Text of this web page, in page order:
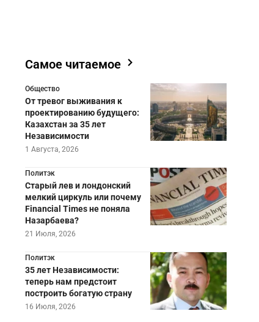
Самое читаемое
Общество
От тревог выживания к
проектированию будущего:
Казахстан за 35 лет
Независимости
1 Августа, 2026
Политэк
Старый лев и лондонский
мелкий циркуль или почему
Financial Times не поняла
Назарбаева?
21 Июля, 2026
Политэк
35 лет Независимости:
теперь нам предстоит
построить богатую страну
16 Июля, 2026